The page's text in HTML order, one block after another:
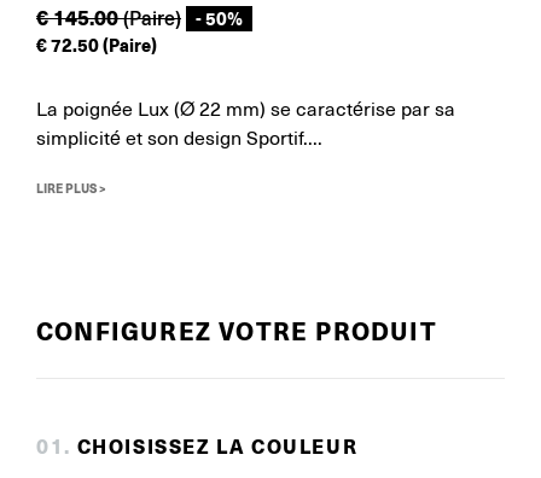
€145.00(Paire) - 50%
€72.50(Paire)
La poignée Lux (Ø 22 mm) se caractérise par sa
simplicité et son design Sportif....
LIRE PLUS >
CONFIGUREZ VOTRE PRODUIT
01 . CHOISISSEZ LA COULEUR